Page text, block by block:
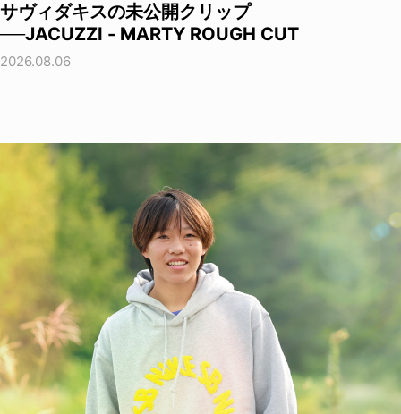
サヴィダキスの未公開クリップ
──JACUZZI - MARTY ROUGH CUT
2026.08.06